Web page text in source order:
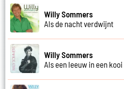
Willy Sommers
Als de nacht verdwijnt
Willy Sommers
Als een leeuw in een kooi